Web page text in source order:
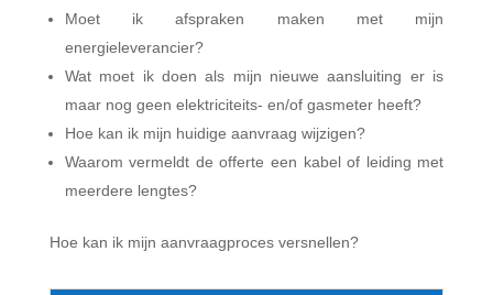
Moet ik afspraken maken met mijn
energieleverancier?
Wat moet ik doen als mijn nieuwe aansluiting er is
maar nog geen elektriciteits- en/of gasmeter heeft?
Hoe kan ik mijn huidige aanvraag wijzigen?
Waarom vermeldt de offerte een kabel of leiding met
meerdere lengtes?
Hoe kan ik mijn aanvraagproces versnellen?